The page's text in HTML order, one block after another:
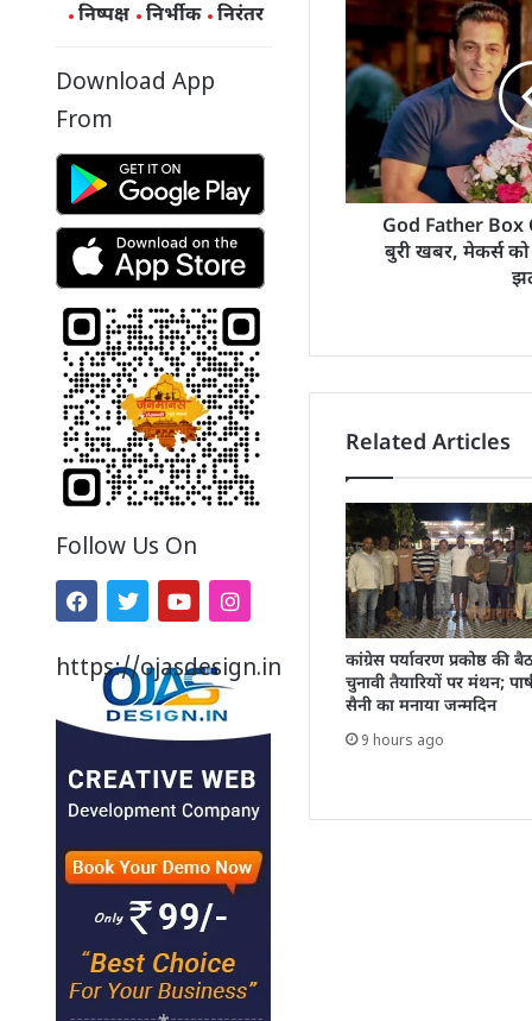
निष्पक्ष निर्भीक निरंतर
Download App
From
Follow Us On
https://ojasdesign.in
God Father Box
बुरी खबर, मेकर्स
Related Articles
कांग्रेस पर्यावरण प्रकोष्ठ की
चुनावी तैयारियों पर मंथन;
सैनी का मनाया जन्मदिन
9 hours ago